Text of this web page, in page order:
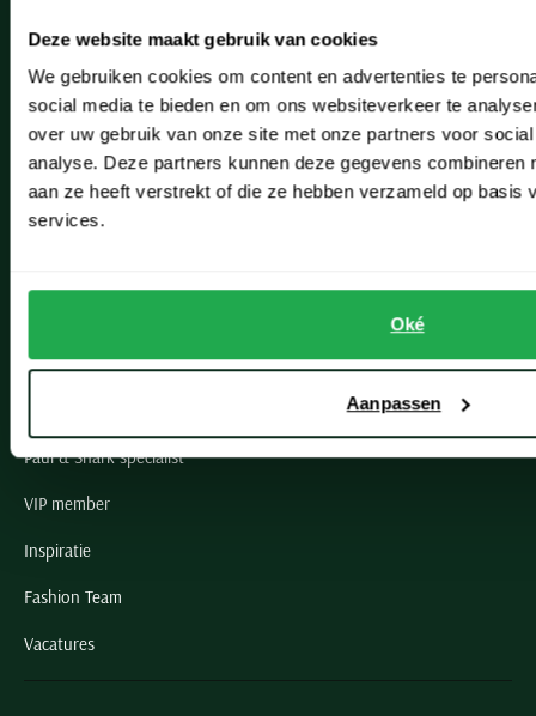
Deze website maakt gebruik van cookies
We gebruiken cookies om content en advertenties te
social media te bieden en om ons websiteverkeer te
over uw gebruik van onze site met onze partners voor
analyse. Deze partners kunnen deze gegevens combineren
aan ze heeft verstrekt of die ze hebben verzameld op basis
services.
Oké
Aanpassen
Leiderdorp
Noordwijk
Openingstijden winkels
Schulte Herenmode
Paul & Shark specialist
VIP member
Inspiratie
Fashion Team
Vacatures